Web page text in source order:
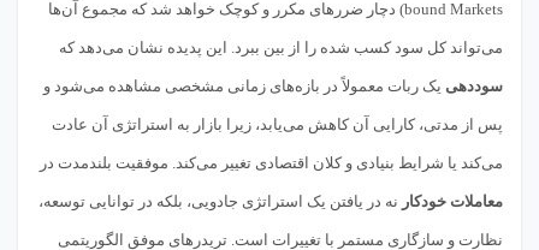
bound Markets) دچار ضررهای مکرر و کوچک خواهد شد که مجموع آن‌ها
می‌تواند کل سود کسب شده را از بین ببرد. این پدیده نشان می‌دهد که
سوددهی یک ربات معمولاً در بازه‌های زمانی مشخصی مشاهده می‌شود و
پس از مدتی، کارایی آن کاهش می‌یابد، زیرا بازار به استراتژی آن عادت
می‌کند یا شرایط بنیادی و کلان اقتصادی تغییر می‌کند. موفقیت بلندمدت در
معاملات خودکار نه در یافتن یک استراتژی جادویی، بلکه در توانایی توسعه،
نظارت و سازگاری مستمر با تغییرات است. تریدرهای موفق الگوریتمی